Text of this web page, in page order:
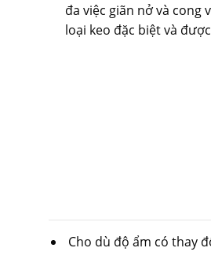
đa việc giãn nở và cong
loại keo đặc biệt và
Cho dù độ ẩm có thay